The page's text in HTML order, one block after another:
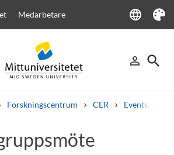
Medarbetare language
Language
Tema
person_outline
Logga in
search
Sök
Forskningscentrum CER Events,